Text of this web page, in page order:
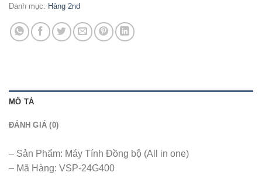
Danh mục: Hàng 2nd
MÔ TẢ
ĐÁNH GIÁ (0)
– Sản Phẩm: Máy Tính Đồng bộ (All in one)
– Mã Hàng: VSP-24G400